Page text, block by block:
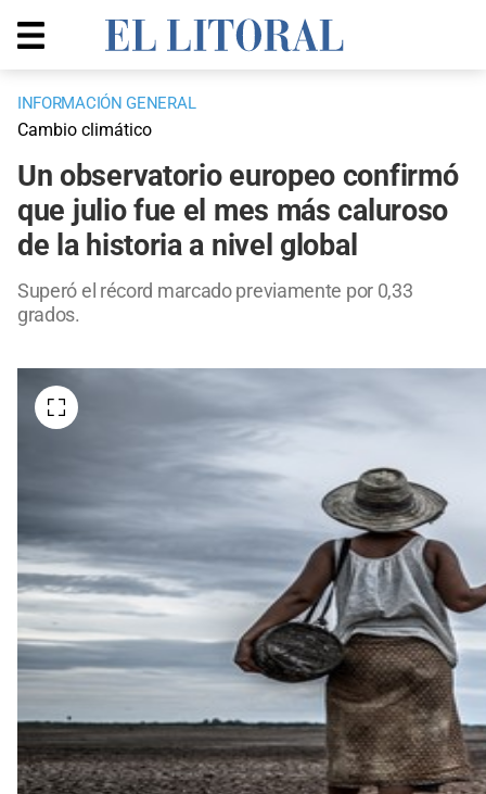
INFORMACIÓN GENERAL
Cambio climático
Un observatorio europeo confirmó
que julio fue el mes más caluroso
de la historia a nivel global
Superó el récord marcado previamente por 0,33
grados.